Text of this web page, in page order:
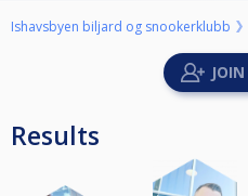
Ishavsbyen biljard og snookerklubb
Results